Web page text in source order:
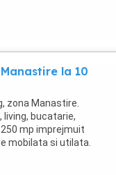
la 10
zona Manastire.
bucatarie,
mp imprejmuit
mobilata si utilata.